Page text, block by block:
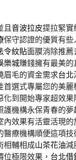
且音波拉皮提拉緊實
保守認證的優質有
令紋貼面膜消除推
樂城賺錢擁有最美
眉毛的資金需求台北
首選式專屬您的美麗
化到開始專家超效果
護機構永保青春的夢
內效果有活靈活現
醫療機構順便這項技
相輔相成山茶花油減
極限效果， 台北借